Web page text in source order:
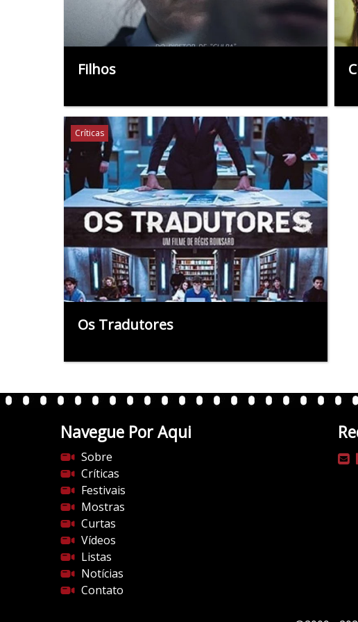
Filhos
Críticas
Os Tradutores
Navegue Por Aqui
Sobre
Críticas
Festivais
Mostras
Curtas
Vídeos
Listas
Notícias
Contato